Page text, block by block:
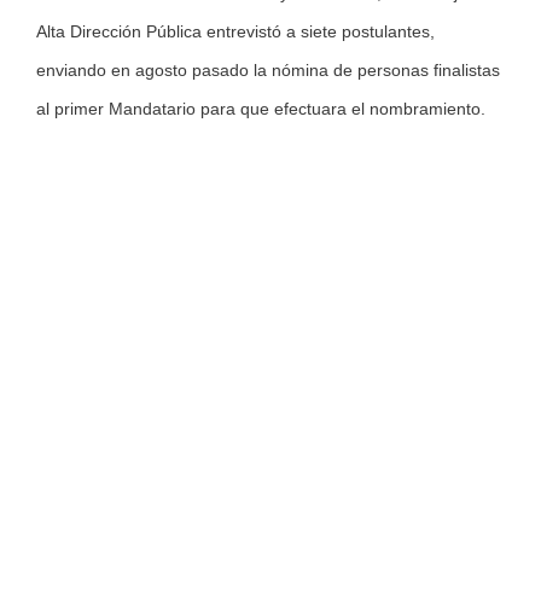
Alta Dirección Pública entrevistó a siete postulantes,
enviando en agosto pasado la nómina de personas finalistas
al primer Mandatario para que efectuara el nombramiento.